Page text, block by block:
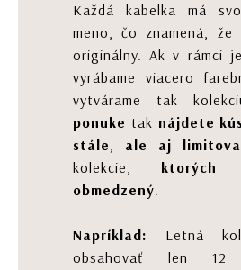
Každá kabelka má
meno, čo znamená, že
originálny. Ak v rámci
vyrábame viacero
vytvárame tak
ponuke tak nájdete
stále, ale aj
kolekcie,
obmedzený.
Napríklad: Letná
obsahovať len 12